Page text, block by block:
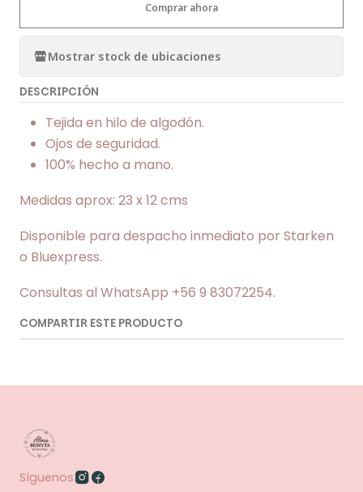
Comprar ahora
Mostrar stock de ubicaciones
DESCRIPCIÓN
Tejida en hilo de algodón.
Ojos de seguridad.
100% hecho a mano.
Medidas aprox: 23 x 12 cms
Disponible para despacho inmediato por Starken
o Bluexpress.
Consultas al WhatsApp +56 9 83072254.
COMPARTIR ESTE PRODUCTO
Síguenos